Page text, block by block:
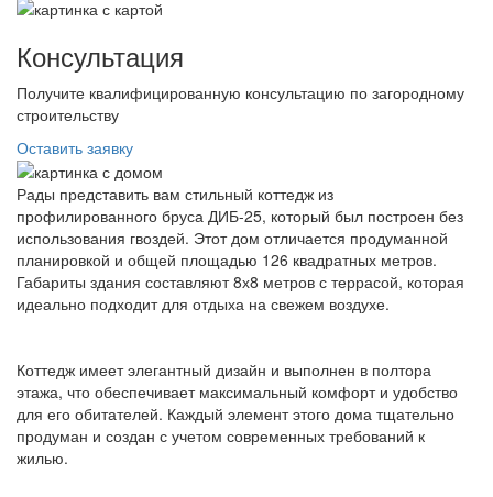
Консультация
Получите квалифицированную консультацию по загородному
строительству
Оставить заявку
Рады представить вам стильный коттедж из
профилированного бруса ДИБ-25, который был построен без
использования гвоздей. Этот дом отличается продуманной
планировкой и общей площадью 126 квадратных метров.
Габариты здания составляют 8х8 метров с террасой, которая
идеально подходит для отдыха на свежем воздухе.
Коттедж имеет элегантный дизайн и выполнен в полтора
этажа, что обеспечивает максимальный комфорт и удобство
для его обитателей. Каждый элемент этого дома тщательно
продуман и создан с учетом современных требований к
жилью.